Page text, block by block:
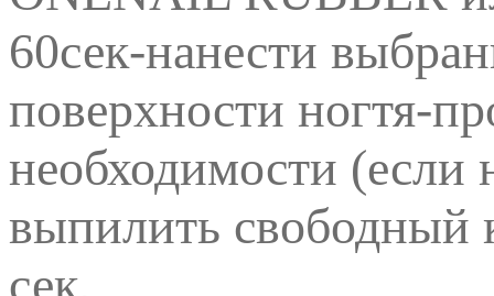
60сек-нанести
поверхности ногтя-
необходимости (если
выпилить свободный
сек.